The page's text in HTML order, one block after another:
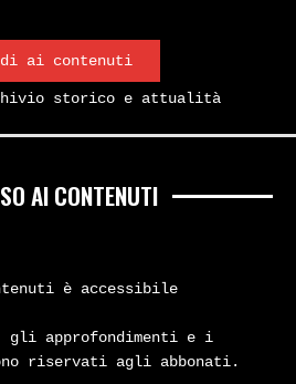
ai contenuti
storico e attualità
AI CONTENUTI
è accessibile
gli approfondimenti e i
riservati agli abbonati.